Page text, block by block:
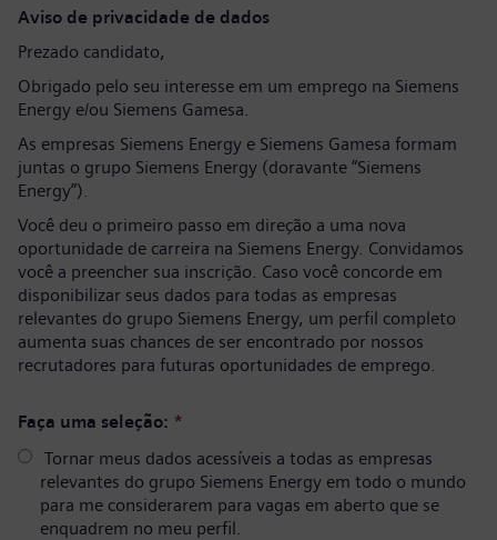
Aviso de privacidade de dados
Prezado candidato,
Obrigado pelo seu interesse em um emprego na Siemens
Energy e/ou Siemens Gamesa.
As empresas Siemens Energy e Siemens Gamesa formam
juntas o grupo Siemens Energy (doravante “Siemens
Energy”).
Você deu o primeiro passo em direção a uma nova
oportunidade de carreira na Siemens Energy. Convidamos
você a preencher sua inscrição. Caso você concorde em
disponibilizar seus dados para todas as empresas
relevantes do grupo Siemens Energy, um perfil completo
aumenta suas chances de ser encontrado por nossos
recrutadores para futuras oportunidades de emprego.
Faça uma seleção: *
Tornar meus dados acessíveis a todas as empresas
relevantes do grupo Siemens Energy em todo o mundo
para me considerarem para vagas em aberto que se
enquadrem no meu perfil.